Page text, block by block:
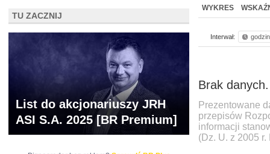
BR LAB
WYKRES
Interwał:
Brak danych.
Prezentowane
przepisów
informacji
(Dz. U. z 2005
TU ZACZNIJ
List do akcjonariuszy JRH
ASI S.A. 2025 [BR Premium]